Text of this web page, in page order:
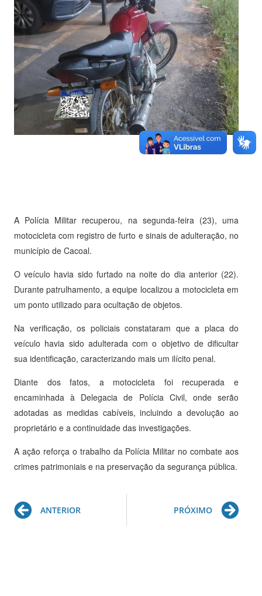
A Polícia Militar recuperou, na segunda-feira (23), uma
motocicleta com registro de furto e sinais de adulteração, no
município de Cacoal.
O veículo havia sido furtado na noite do dia anterior (22).
Durante patrulhamento, a equipe localizou a motocicleta em
um ponto utilizado para ocultação de objetos.
Na verificação, os policiais constataram que a placa do
veículo havia sido adulterada com o objetivo de dificultar
sua identificação, caracterizando mais um ilícito penal.
Diante dos fatos, a motocicleta foi recuperada e
encaminhada à Delegacia de Polícia Civil, onde serão
adotadas as medidas cabíveis, incluindo a devolução ao
proprietário e a continuidade das investigações.
A ação reforça o trabalho da Polícia Militar no combate aos
crimes patrimoniais e na preservação da segurança pública.
Prev
ANTERIOR PRÓXIMO